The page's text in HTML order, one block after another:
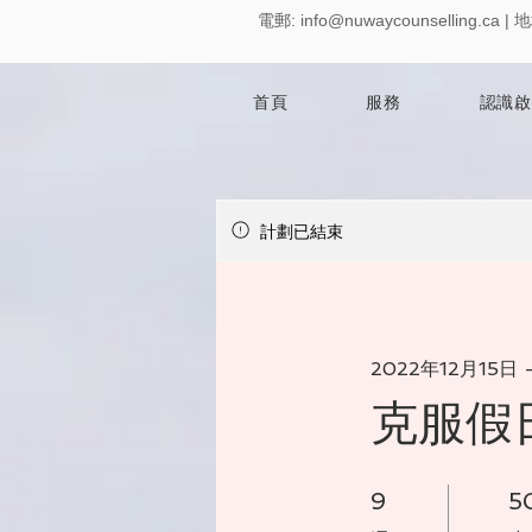
電郵: info@nuwaycounselling.ca |
首頁 服務 認識
計劃已結束
克服假
2022年12月15日
9
9 週 50